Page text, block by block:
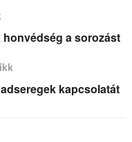
a sorozást
kapcsolatát